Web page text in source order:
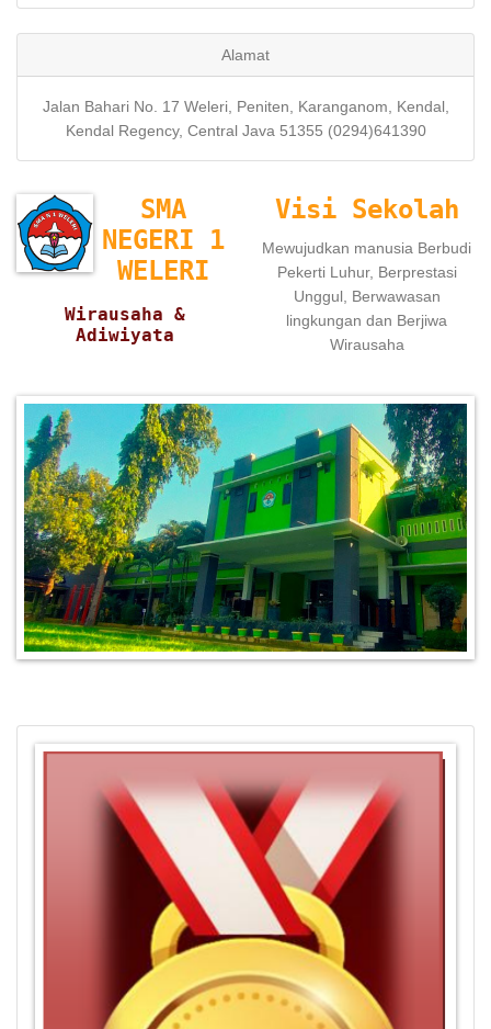
Alamat
Jalan Bahari No. 17 Weleri, Peniten, Karanganom, Kendal,
Kendal Regency, Central Java 51355 (0294)641390
SMA
NEGERI 1
WELERI
Wirausaha &
Adiwiyata
Visi Sekolah
Mewujudkan manusia Berbudi
Pekerti Luhur, Berprestasi
Unggul, Berwawasan
lingkungan dan Berjiwa
Wirausaha